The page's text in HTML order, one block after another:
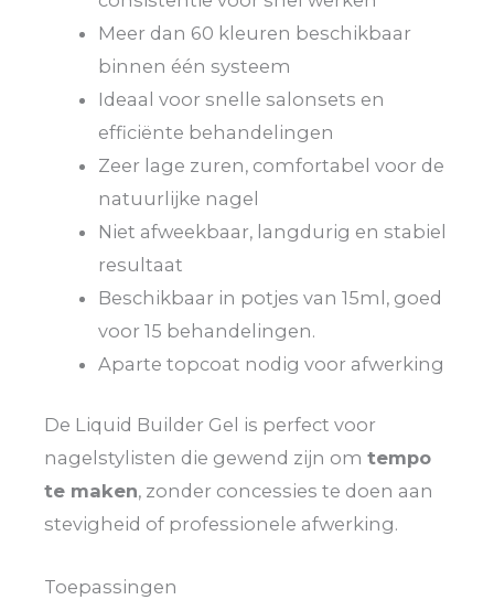
Meer dan 60 kleuren beschikbaar
binnen één systeem
Ideaal voor snelle salonsets en
efficiënte behandelingen
Zeer lage zuren, comfortabel voor de
natuurlijke nagel
Niet afweekbaar, langdurig en stabiel
resultaat
Beschikbaar in potjes van 15ml, goed
voor 15 behandelingen.
Aparte topcoat nodig voor afwerking
De Liquid Builder Gel is perfect voor
nagelstylisten die gewend zijn om tempo
te maken, zonder concessies te doen aan
stevigheid of professionele afwerking.
Toepassingen